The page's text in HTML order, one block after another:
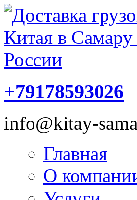
+79178593026
info@kitay-
Главная
О